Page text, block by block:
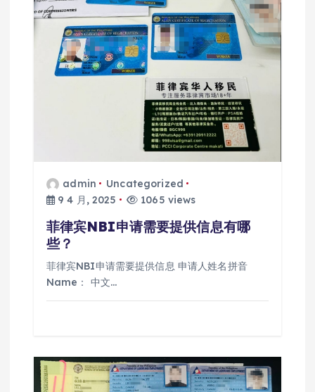
admin
Uncategorized
9 4 月, 2025
1065 views
菲律宾NBI申请需要提供信息有哪
些？
菲律宾NBI申请需要提供信息 申请人姓名拼音
Name： 中文…